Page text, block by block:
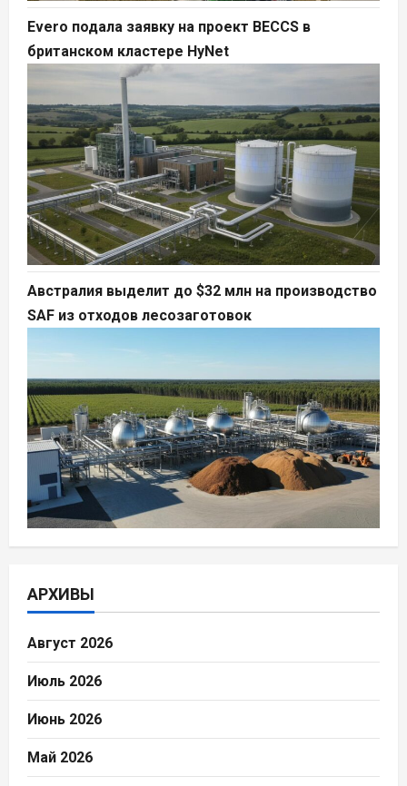
Evero подала заявку на проект BECCS в
британском кластере HyNet
Австралия выделит до $32 млн на производство
SAF из отходов лесозаготовок
АРХИВЫ
Август 2026
Июль 2026
Июнь 2026
Май 2026